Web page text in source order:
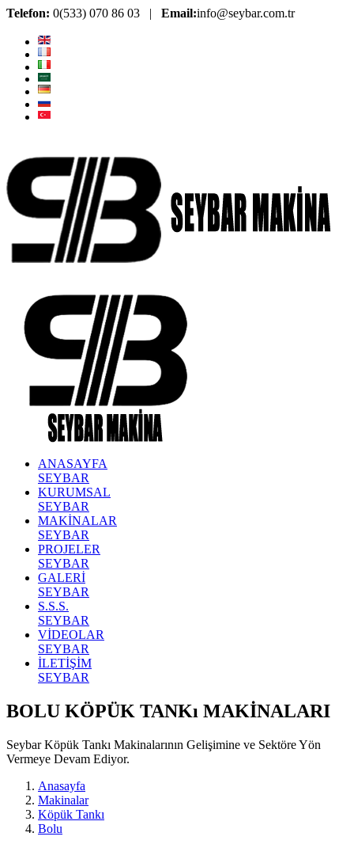
Telefon: 0(533) 070 86 03 | Email:info@seybar.com.tr
ANASAYFA
SEYBAR
KURUMSAL
SEYBAR
MAKİNALAR
SEYBAR
PROJELER
SEYBAR
GALERİ
SEYBAR
S.S.S.
SEYBAR
VİDEOLAR
SEYBAR
İLETİŞİM
SEYBAR
BOLU KÖPÜK TANKı MAKİNALARI
Seybar Köpük Tankı Makinalarının Gelişimine ve Sektöre Yön
Vermeye Devam Ediyor.
Anasayfa
Makinalar
Köpük Tankı
Bolu